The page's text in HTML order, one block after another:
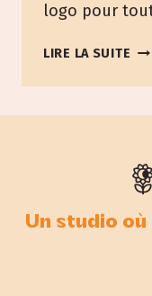
logo pour
LIRE LA SUITE UNE
DE
Un studio